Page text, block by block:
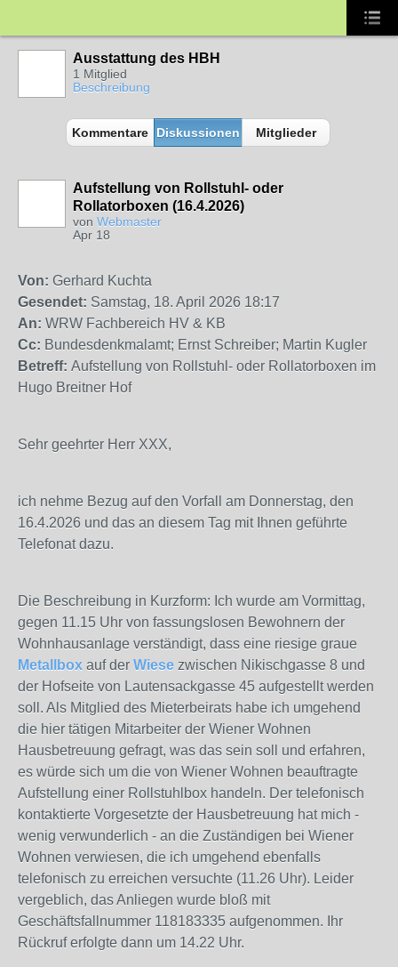
Ausstattung des HBH
1 Mitglied
Beschreibung
Kommentare Diskussionen Mitglieder
Aufstellung von Rollstuhl- oder
Rollatorboxen (16.4.2026)
von Webmaster
Apr 18
Von: Gerhard Kuchta
Gesendet: Samstag, 18. April 2026 18:17
An: WRW Fachbereich HV & KB
Cc: Bundesdenkmalamt; Ernst Schreiber; Martin Kugler
Betreff: Aufstellung von Rollstuhl- oder Rollatorboxen im
Hugo Breitner Hof
Sehr geehrter Herr XXX,
ich nehme Bezug auf den Vorfall am Donnerstag, den
16.4.2026 und das an diesem Tag mit Ihnen geführte
Telefonat dazu.
Die Beschreibung in Kurzform: Ich wurde am Vormittag,
gegen 11.15 Uhr von fassungslosen Bewohnern der
Wohnhausanlage verständigt, dass eine riesige graue
Metallbox auf der Wiese zwischen Nikischgasse 8 und
der Hofseite von Lautensackgasse 45 aufgestellt werden
soll. Als Mitglied des Mieterbeirats habe ich umgehend
die hier tätigen Mitarbeiter der Wiener Wohnen
Hausbetreuung gefragt, was das sein soll und erfahren,
es würde sich um die von Wiener Wohnen beauftragte
Aufstellung einer Rollstuhlbox handeln. Der telefonisch
kontaktierte Vorgesetzte der Hausbetreuung hat mich -
wenig verwunderlich - an die Zuständigen bei Wiener
Wohnen verwiesen, die ich umgehend ebenfalls
telefonisch zu erreichen versuchte (11.26 Uhr). Leider
vergeblich, das Anliegen wurde bloß mit
Geschäftsfallnummer 118183335 aufgenommen. Ihr
Rückruf erfolgte dann um 14.22 Uhr.